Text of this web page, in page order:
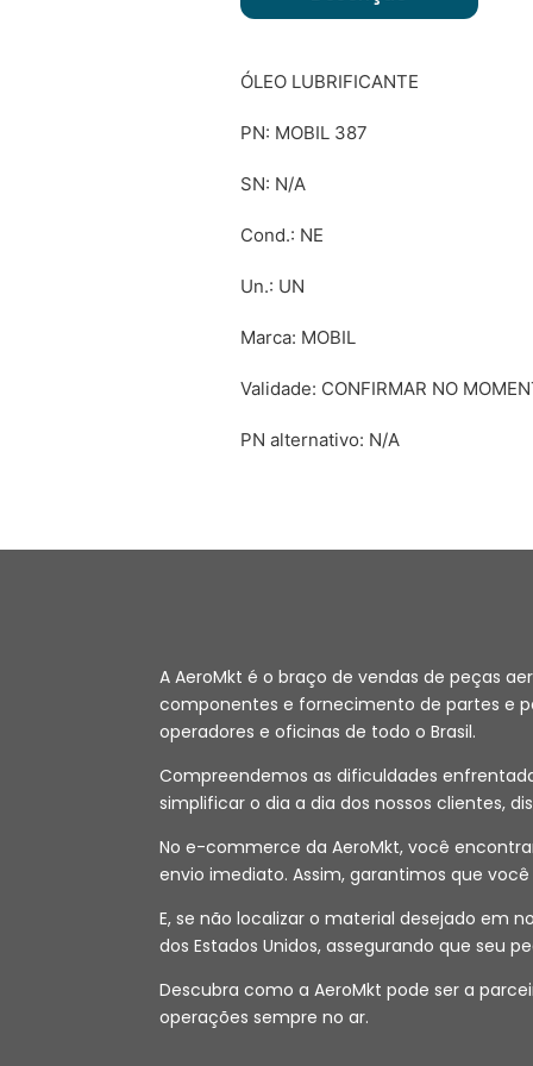
ÓLEO LUBRIFICANTE
PN: MOBIL 387
SN: N/A
Cond.: NE
Un.: UN
Marca: MOBIL
Validade: CONFIRMAR NO
PN alternativo: N/A
A AeroMkt é o braço de vendas de peças
componentes e fornecimento de partes e
operadores e oficinas de todo o Brasil.
Compreendemos as dificuldades
simplificar o dia a dia dos nossos clientes,
No e-commerce da AeroMkt, você
envio imediato. Assim, garantimos que
E, se não localizar o material desejado em
dos Estados Unidos, assegurando que seu
Descubra como a AeroMkt pode ser a
operações sempre no ar.